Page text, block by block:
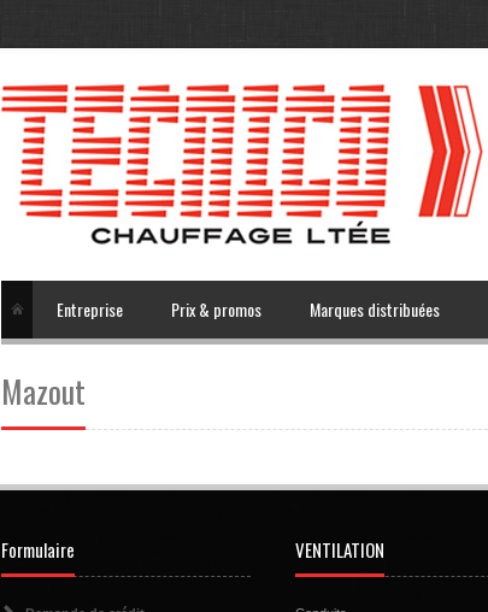
Entreprise Prix & promos Marques distribuées
Mazout
Formulaire VENTILATION